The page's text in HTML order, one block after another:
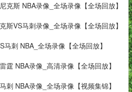
克斯 NBA录像_全场录像【全场回放】
斯VS马刺录像_全场录像【全场回放】
刺 NBA_全场录像【全场回放】
霆 NBA录像_高清录像【全场回放】
刺 NBA录像_全场录像【视频集锦】